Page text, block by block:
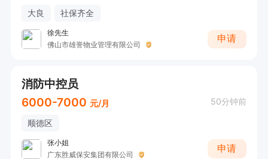
大良 社保齐全
徐先生
佛山市雄誉物业管理有限公司
申请
消防中控员
6000-7000 元/月 50分钟前
顺德区
张小姐
广东胜威保安集团有限公司
申请